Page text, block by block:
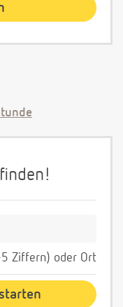
Ziffern) oder Ort